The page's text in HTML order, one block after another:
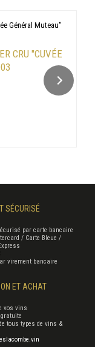
CRU "CUVÉE
SÉCURISÉ
par carte bancaire
/ Carte Bleue /
virement bancaire
ET ACHAT
vos vins
tous types de vins &